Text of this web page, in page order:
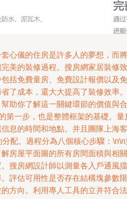
心儀的住房是許多人的夢想，而將
美的裝修過程。搜房網家居裝修致
括免費量房、免費設計報價以及免
了成本，還大大提高了裝修效率。
助你了解這一關鍵環節的價值與合
第一步，也是整體框架的基礎。量
息的時間和地點。并且團隊上海客
配。過程分為八個核心步驟：\n\n
房屋平面圖的所有房間面積與相關
搜房網設計師以測量各入戶通風擋
評估可用性是否存在結構塊參數限
方向。利用專人工具的立并符合法